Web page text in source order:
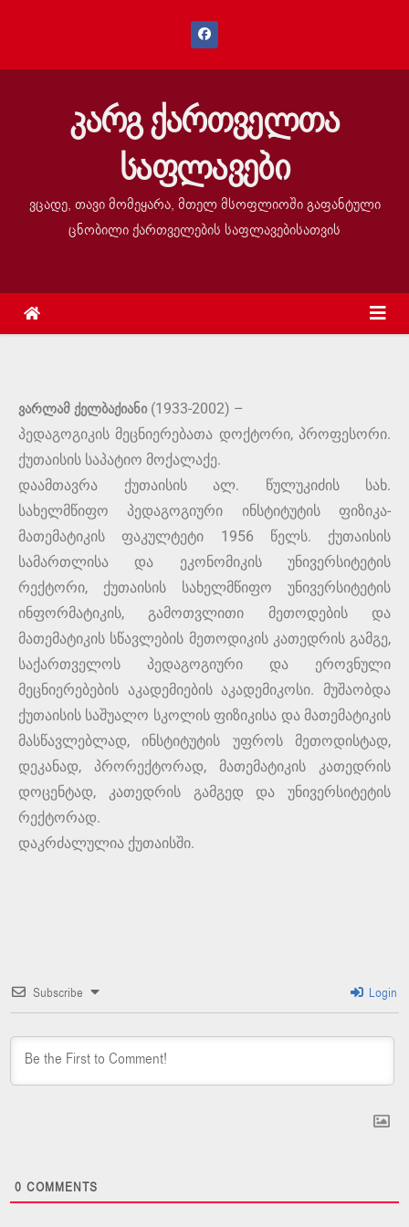
კარგ ქართველთა
საფლავები
ვცადე, თავი მომეყარა, მთელ მსოფლიოში გაფანტული
ცნობილი ქართველების საფლავებისათვის
ვარლამ ქელბაქიანი(1933-2002) –
პედაგოგიკის მეცნიერებათა დოქტორი, პროფესორი.
ქუთაისის საპატიო მოქალაქე.
დაამთავრა ქუთაისის ალ. წულუკიძის სახ.
სახელმწიფო პედაგოგიური ინსტიტუტის ფიზიკა-
მათემატიკის ფაკულტეტი 1956 წელს. ქუთაისის
სამართლისა და ეკონომიკის უნივერსიტეტის
რექტორი, ქუთაისის სახელმწიფო უნივერსიტეტის
ინფორმატიკის, გამოთვლითი მეთოდების და
მათემატიკის სწავლების მეთოდიკის კათედრის გამგე,
საქართველოს პედაგოგიური და ეროვნული
მეცნიერებების აკადემიების აკადემიკოსი. მუშაობდა
ქუთაისის საშუალო სკოლის ფიზიკისა და მათემატიკის
მასწავლებლად, ინსტიტუტის უფროს მეთოდისტად,
დეკანად, პრორექტორად, მათემატიკის კათედრის
დოცენტად, კათედრის გამგედ და უნივერსიტეტის
რექტორად.
დაკრძალულია ქუთაისში.
Subscribe Login
0 COMMENTS